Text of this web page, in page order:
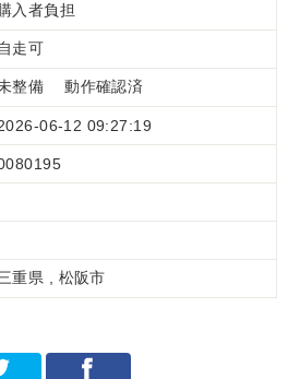
入者負担
自走可
整備 動作確認済
06-12 09:27:19
重県 , 松阪市